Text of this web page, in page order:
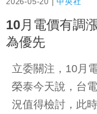
10月電價有調
為優先
立委關注，10月
榮泰今天說，台
況值得檢討，此